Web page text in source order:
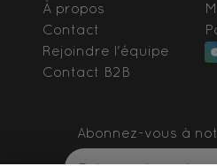
À propos
Contact
Rejoindre l'équipe
Contact B2B
Abonnez-vous à